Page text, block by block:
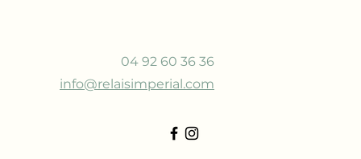
04 92 60 36 36
info@relaisimperial.com